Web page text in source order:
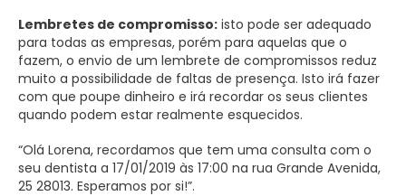
Lembretes de compromisso: isto pode ser adequado
para todas as empresas, porém para aquelas que o
fazem, o envio de um lembrete de compromissos reduz
muito a possibilidade de faltas de presença. Isto irá fazer
com que poupe dinheiro e irá recordar os seus clientes
quando podem estar realmente esquecidos.
“Olá Lorena, recordamos que tem uma consulta com o
seu dentista a 17/01/2019 às 17:00 na rua Grande Avenida,
25 28013. Esperamos por si!”.